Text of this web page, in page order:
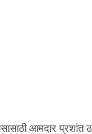
आमदार प्रशांत